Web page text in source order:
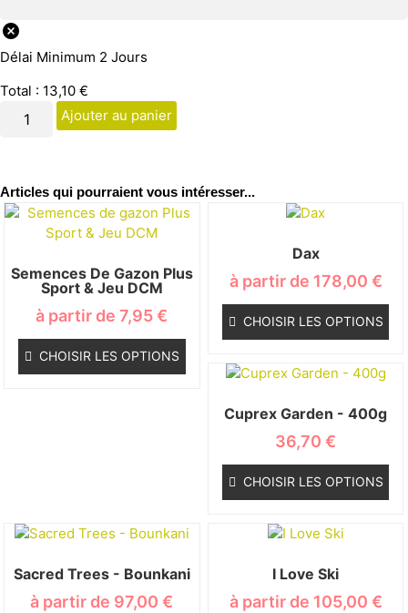
Délai Minimum 2 Jours
Total : 13,10 €
Ajouter au panier
Articles qui pourraient vous intéresser...
Semences De Gazon Plus
Sport & Jeu DCM
à partir de7,95€
CHOISIR LES OPTIONS
Dax
à partir de 178,00 €
CHOISIR LES OPTIONS
Cuprex Garden - 400g
36,70€
CHOISIR LES OPTIONS
Sacred Trees - Bounkani
à partir de 97,00€
I Love Ski
à partir de 105,00 €